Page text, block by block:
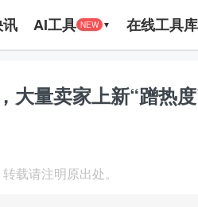
AI工具 NEW ▼ 在线工具库
大量卖家上新“蹭热度
载请注明原出处。